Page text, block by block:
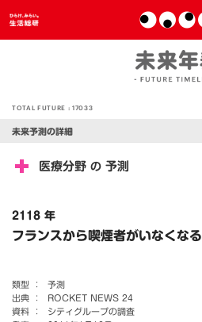
TOTAL FUTURE :17033
未来予測の詳細
医療分野 の 予測
2118 年
フランスから喫煙者がいなくなる
類型 ：
予測
出典 ：
ROCKET NEWS 24
資料 ：
シティグループの調査